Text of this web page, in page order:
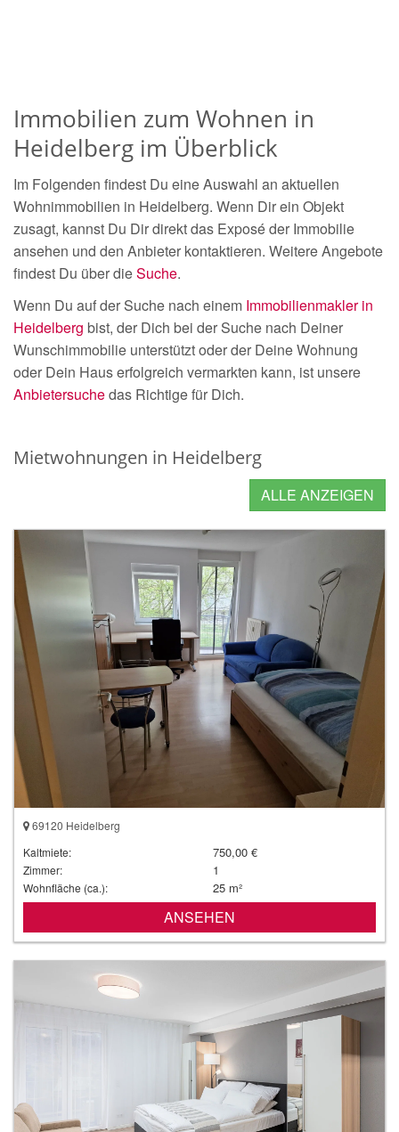
Immobilien zum Wohnen in
Heidelberg im Überblick
Im Folgenden findest Du eine Auswahl an aktuellen
Wohnimmobilien in Heidelberg. Wenn Dir ein Objekt
zusagt, kannst Du Dir direkt das Exposé der Immobilie
ansehen und den Anbieter kontaktieren. Weitere Angebote
findest Du über dieSuche.
Wenn Du auf der Suche nach einem Immobilienmakler in
Heidelberg bist, der Dich bei der Suche nach Deiner
Wunschimmobilie unterstützt oder der Deine Wohnung
oder Dein Haus erfolgreich vermarkten kann, ist unsere
Anbietersuchedas Richtige für Dich.
Mietwohnungen in Heidelberg
ALLE ANZEIGEN
69120 Heidelberg
Kaltmiete:
750,00 €
Zimmer: 1
Wohnfläche (ca.): 25 m²
ANSEHEN